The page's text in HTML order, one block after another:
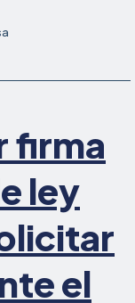
firma
ley
el